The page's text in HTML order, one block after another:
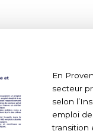
En
secteur
selon
emploi
transition